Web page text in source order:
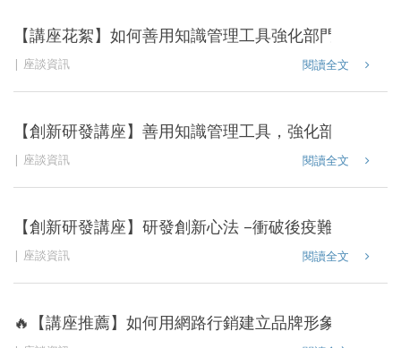
【講座花絮】如何善用知識管理工具強化部門產出價
座談資訊 閱讀全文
【創新研發講座】善用知識管理工具，強化部門產出
座談資訊 閱讀全文
【創新研發講座】研發創新心法 –衝破後疫難題創立
座談資訊 閱讀全文
🔥【講座推薦】如何用網路行銷建立品牌形象創造商機